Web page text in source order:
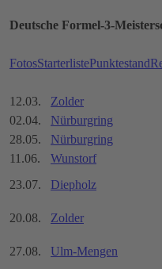
Deutsche Formel-3-
FotosStarterlistePunktestand
12.03. Zolder
02.04.
Nürburgring
28.05.
Nürburgring
11.06.
Wunstorf
23.07.
Diepholz
20.08.
Zolder
27.08.
Ulm-Mengen